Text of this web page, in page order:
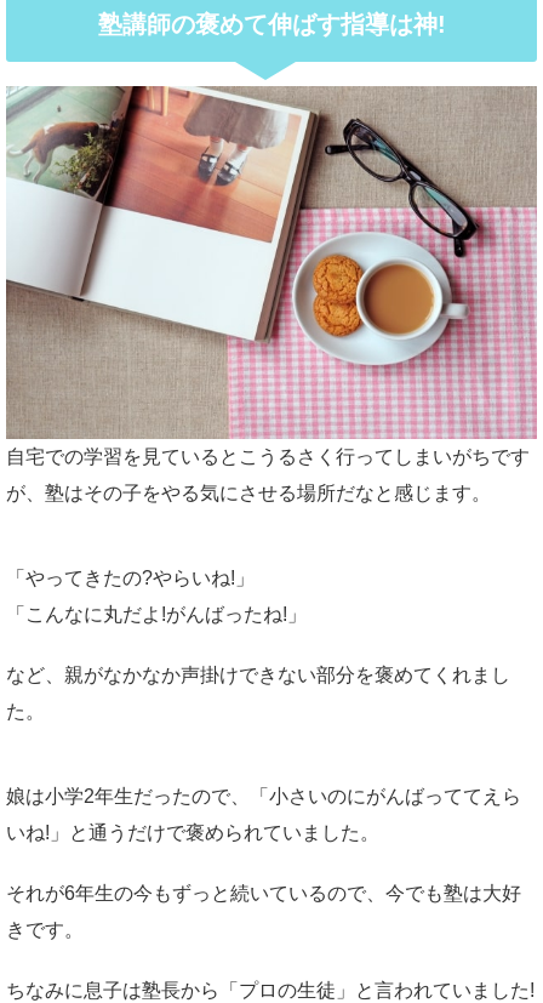
塾講師の褒めて伸ばす指導は神!
自宅での学習を見ているとこうるさく行ってしまいがちです
が、塾はその子をやる気にさせる場所だなと感じます。
「やってきたの?やらいね!」
「こんなに丸だよ!がんばったね!」
など、親がなかなか声掛けできない部分を褒めてくれまし
た。
娘は小学2年生だったので、「小さいのにがんばっててえら
いね!」と通うだけで褒められていました。
それが6年生の今もずっと続いているので、今でも塾は大好
きです。
ちなみに息子は塾長から「プロの生徒」と言われていました!